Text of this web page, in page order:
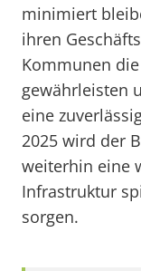
minimiert
ihren
Kommunen
gewährleisten
eine
2025 wird der
weiterhin eine
Infrastruktur
sorgen.